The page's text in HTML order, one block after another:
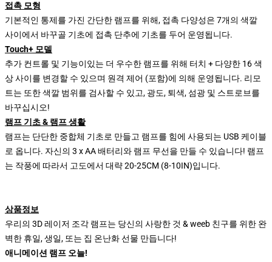
접촉 모형
기본적인 통제를 가진 간단한 램프를 위해, 접촉 다양성은 7개의 색깔
사이에서 바꾸골 기초에 접촉 단추에 기초를 두어 운영됩니다.
Touch+ 모델
추가 컨트롤 및 기능이있는 더 우수한 램프를 위해 터치 + 다양한 16 색
상 사이를 변경할 수 있으며 원격 제어 (포함)에 의해 운영됩니다. 리모
트는 또한 색깔 범위를 검사할 수 있고, 광도, 퇴색, 섬광 및 스트로브를
바꾸십시오!
램프 기초 & 램프 생활
램프는 단단한 중합체 기초로 만들고 램프를 힘에 사용되는 USB 케이블
로 옵니다. 자신의 3 x AA 배터리와 램프 무선을 만들 수 있습니다! 램프
는 작풍에 따라서 고도에서 대략 20-25CM (8-10IN)입니다.
상품정보
우리의 3D 레이저 조각 램프는 당신의 사랑한 것 & weeb 친구를 위한 완
벽한 휴일, 생일, 또는 집 온난화 선물 만듭니다!
애니메이션 램프 오늘!